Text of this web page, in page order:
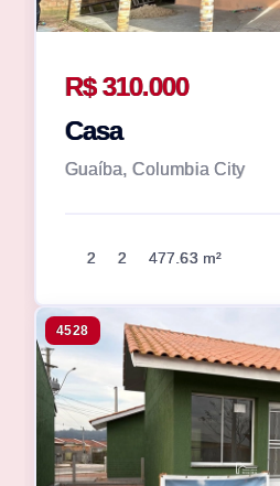
R$ 310.000
Casa
Guaíba, Columbia City
2 2 477.63 m²
4528